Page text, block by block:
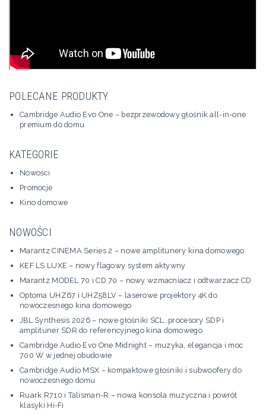
POLECANE PRODUKTY
Cambridge Audio Evo One – bezprzewodowy głośnik all-in-one
premium do domu
KATEGORIE
Nowości
Promocje
Kino domowe
NOWOŚCI
Marantz CINEMA Series 2 – nowe amplitunery kina domowego
KEF LS LUXE – nowy flagowy system aktywny
Marantz MODEL 70 i CD 70 – nowy wzmacniacz i odtwarzacz CD
Optoma UHZ67 i UHZ58LV – laserowe projektory 4K do
nowoczesnego kina domowego
JBL Synthesis 2026 – nowe głośniki SCL, procesory SDP i
amplituner SDR do referencyjnego kina domowego
Cambridge Audio Evo One Midnight – muzyka, elegancja i moc
700 W w jednej obudowie
Cambridge Audio MSX – kompaktowe głośniki i subwoofery do
nowoczesnego domu
Ruark R710 i Talisman-R – nowa konsola muzyczna i powrót
klasyki Hi-Fi